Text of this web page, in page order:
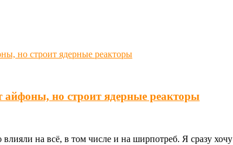
но строит ядерные реакторы
на всё, в том числе и на ширпотреб. Я сразу хочу